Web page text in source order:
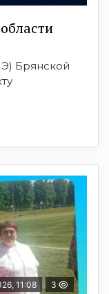
Брянской
11:08 3